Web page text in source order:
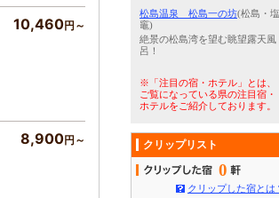
10,460円～
8,900円～
松島温泉 松島一の坊(松島・塩
竈)
絶景の松島湾を望む眺望露天風
呂！
※「注目の宿・ホテル」とは、
ご覧になっている県の注目宿・
ホテルをご紹介しております。
クリップリスト
0
クリップした宿とは